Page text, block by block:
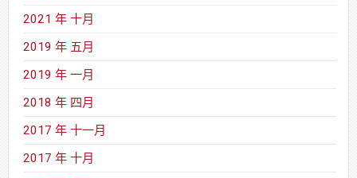
2021 年 十月
2019 年 五月
2019 年 一月
2018 年 四月
2017 年 十一月
2017 年 十月